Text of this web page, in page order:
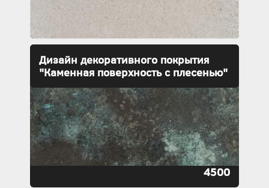
Дизайн декоративного покрытия
"Каменная поверхность с плесенью"
4500